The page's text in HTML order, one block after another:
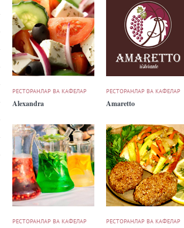
2
РЕСТОРАНЛАР ВА КАФЕЛАР
Alexandra
РЕСТОРАНЛАР ВА КАФЕЛАР
Amaretto
РЕСТОРАНЛАР ВА КАФЕЛАР РЕСТОРАНЛАР ВА КАФЕЛАР